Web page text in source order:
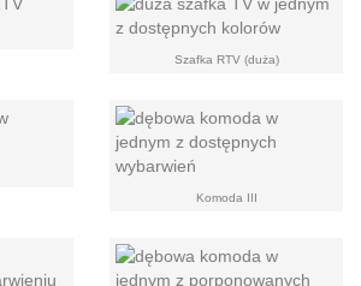
Szafka RTV (duża)
Komoda III